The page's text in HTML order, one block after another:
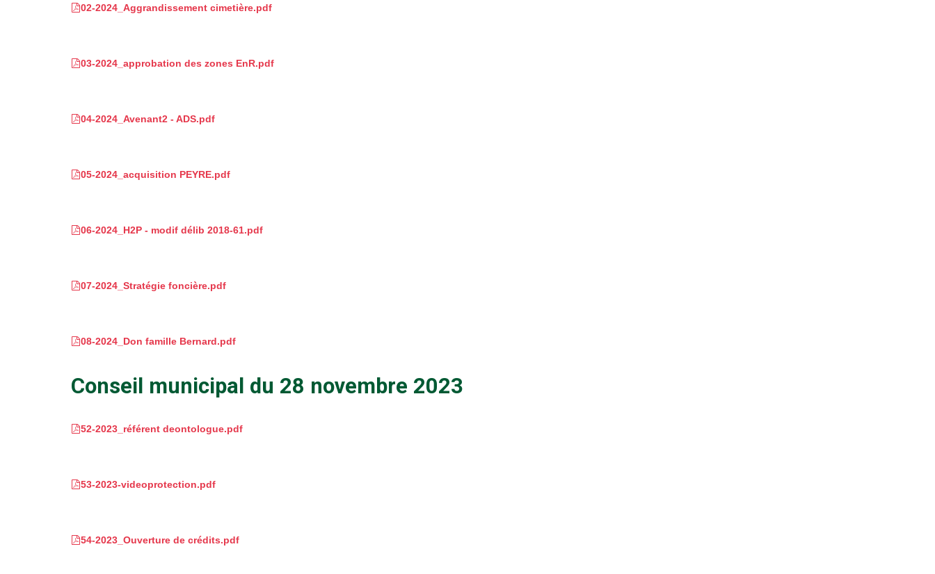
02-2024_Aggrandissement cimetière.pdf
03-2024_approbation des zones EnR.pdf
04-2024_Avenant2 - ADS.pdf
05-2024_acquisition PEYRE.pdf
06-2024_H2P - modif délib 2018-61.pdf
07-2024_Stratégie foncière.pdf
08-2024_Don famille Bernard.pdf
Conseil municipal du 28 novembre 2023
52-2023_référent deontologue.pdf
53-2023-videoprotection.pdf
54-2023_Ouverture de crédits.pdf